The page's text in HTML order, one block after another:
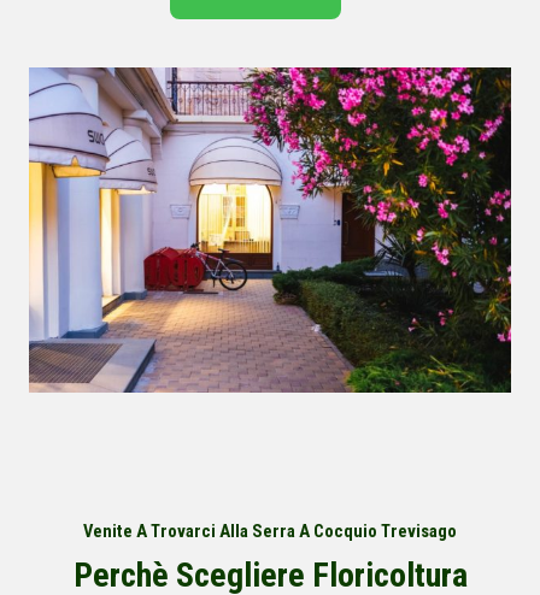
Venite A Trovarci Alla Serra A Cocquio Trevisago
Perchè Scegliere Floricoltura